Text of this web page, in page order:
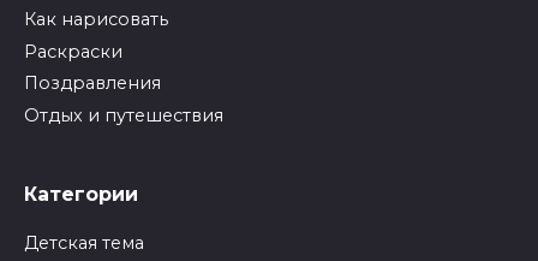
Как нарисовать
Раскраски
Поздравления
Отдых и путешествия
Категории
Детская тема